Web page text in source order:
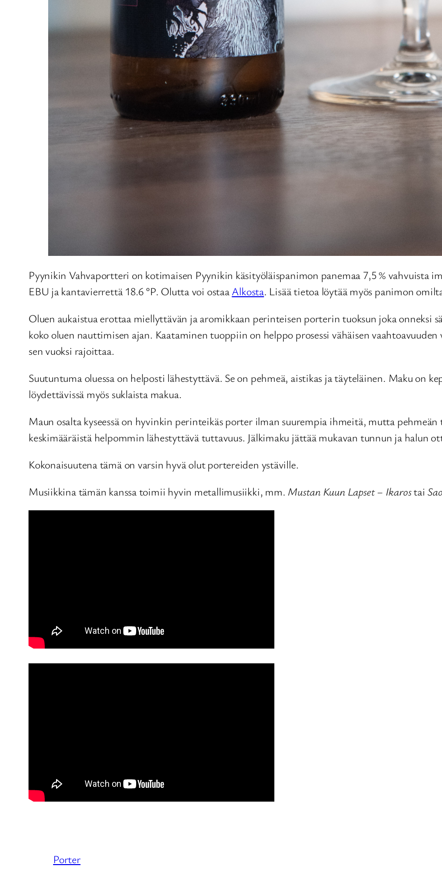
Pyynikin Vahvaportteri on kotimaisen Pyynikin käsityöläispanimon panemaa 7,5 % vahvuista
EBU ja kantavierrettä 18.6 °P. Olutta voi ostaaAlkosta. Lisää tietoa löytää myös panimon
Oluen aukaistua erottaa miellyttävän ja aromikkaan perinteisen porterin tuoksun joka onneksi
koko oluen nauttimisen ajan. Kaataminen tuoppiin on helppo prosessi vähäisen
sen vuoksi rajoittaa.
Suutuntuma oluessa on helposti lähestyttävä. Se on pehmeä, aistikas ja täyteläinen. Maku on
löydettävissä myös suklaista makua.
Maun osalta kyseessä on hyvinkin perinteikäs porter ilman suurempia ihmeitä, mutta
keskimääräistä helpommin lähestyttävä tuttavuus. Jälkimaku jättää mukavan tunnun ja halun
Kokonaisuutena tämä on varsin hyvä olut portereiden ystäville.
Musiikkina tämän kanssa toimii hyvin metallimusiikki, mm. Mustan Kuun Lapset – Ikarostai
Porter